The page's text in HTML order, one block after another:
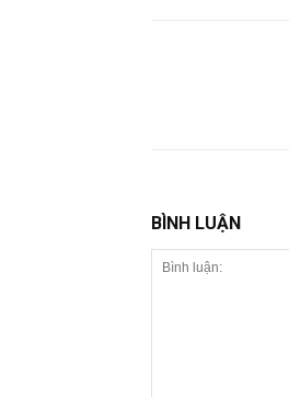
BÌNH LUẬN